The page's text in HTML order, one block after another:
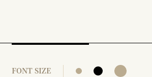
FONT SIZE